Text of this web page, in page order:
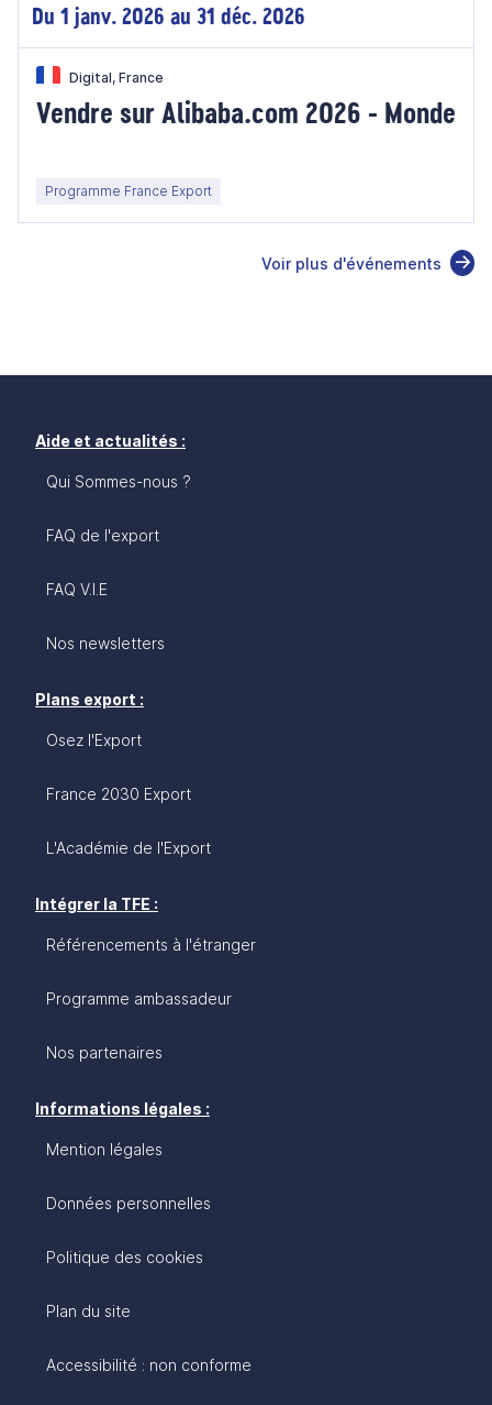
Du 1 janv. 2026 au 31 déc. 2026
Digital, France
Vendre sur Alibaba.com 2026 - Monde
Programme France Export
Voir plus d'événements
Aide et actualités :
Qui Sommes-nous ?
FAQ de l'export
FAQ V.I.E
Nos newsletters
Plans export :
Osez l'Export
France 2030 Export
L'Académie de l'Export
Intégrer la TFE :
Référencements à l'étranger
Programme ambassadeur
Nos partenaires
Informations légales :
Mention légales
Données personnelles
Politique des cookies
Plan du site
Accessibilité : non conforme